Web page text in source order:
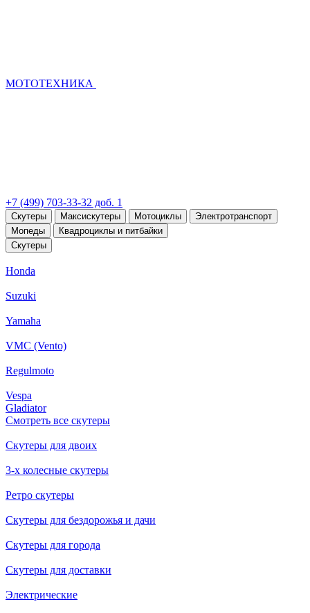
МОТОТЕХНИКА
+7 (499) 703-33-32 доб. 1
Скутеры Максискутеры Мотоциклы
Электротранспорт
Мопеды
Квадроциклы и питбайки
Скутеры
Honda
Suzuki
Yamaha
VMC (Vento)
Regulmoto
Vespa
Gladiator
Смотреть все скутеры
Скутеры для двоих
3-х колесные скутеры
Ретро скутеры
Скутеры для бездорожья и дачи
Скутеры для города
Скутеры для доставки
Электрические